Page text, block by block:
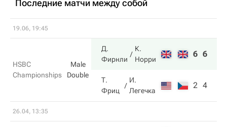
Последние матчи между собой
19.06, 19:45
HSBC
Championships
Male
Double
Д.
Фирнли
К.
Норри
6 6
Т.
Фриц
И.
Легечка
2 4
26.04, 13:35